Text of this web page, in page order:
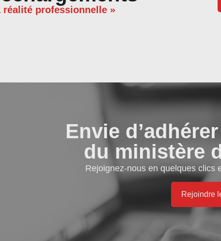
réalité professionnelle »
Envie
du ministère
Rejoignez-nous en quelques clics
Rejoindre